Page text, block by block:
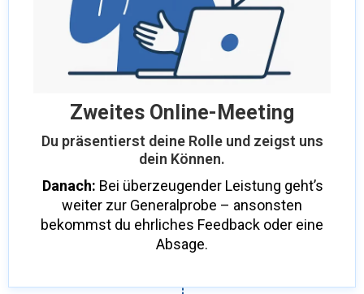
Zweites Online-Meeting
Du präsentierst deine Rolle und zeigst uns
dein Können.
Danach: Bei überzeugender Leistung geht’s
weiter zur Generalprobe – ansonsten
bekommst du ehrliches Feedback oder eine
Absage.